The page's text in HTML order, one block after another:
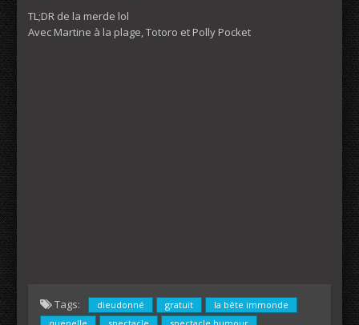
TL;DR de la merde lol
Avec Martine à la plage, Totoro et Polly Pocket
Tags: dieudonné gratuit
la bête immonde